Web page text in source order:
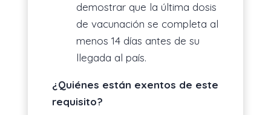
demostrar que la última dosis
de vacunación se completa al
menos 14 días antes de su
llegada al país.
¿Quiénes están exentos de este
requisito?